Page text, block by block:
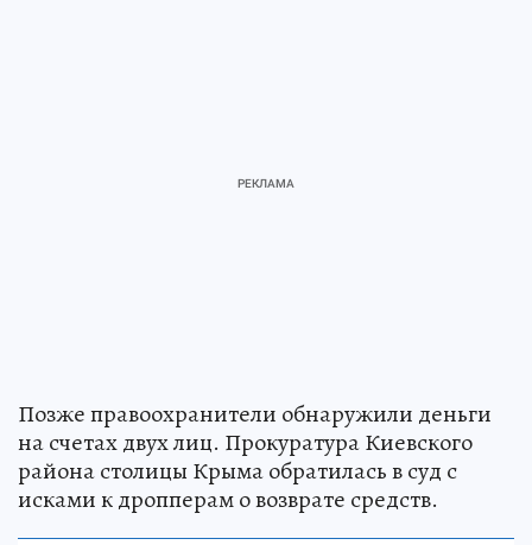
Позже правоохранители обнаружили деньги
на счетах двух лиц. Прокуратура Киевского
района столицы Крыма обратилась в суд с
исками к дропперам о возврате средств.